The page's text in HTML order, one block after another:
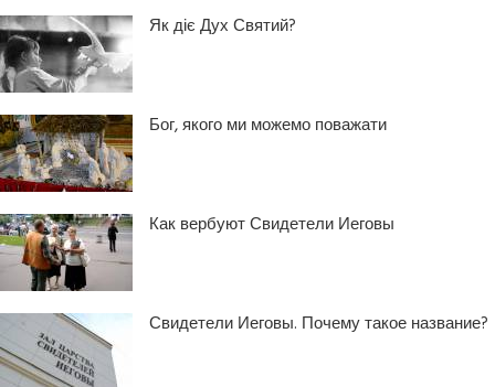
Як діє Дух Святий?
Бог, якого ми можемо поважати
Как вербуют Свидетели Иеговы
Свидетели Иеговы. Почему такое название?